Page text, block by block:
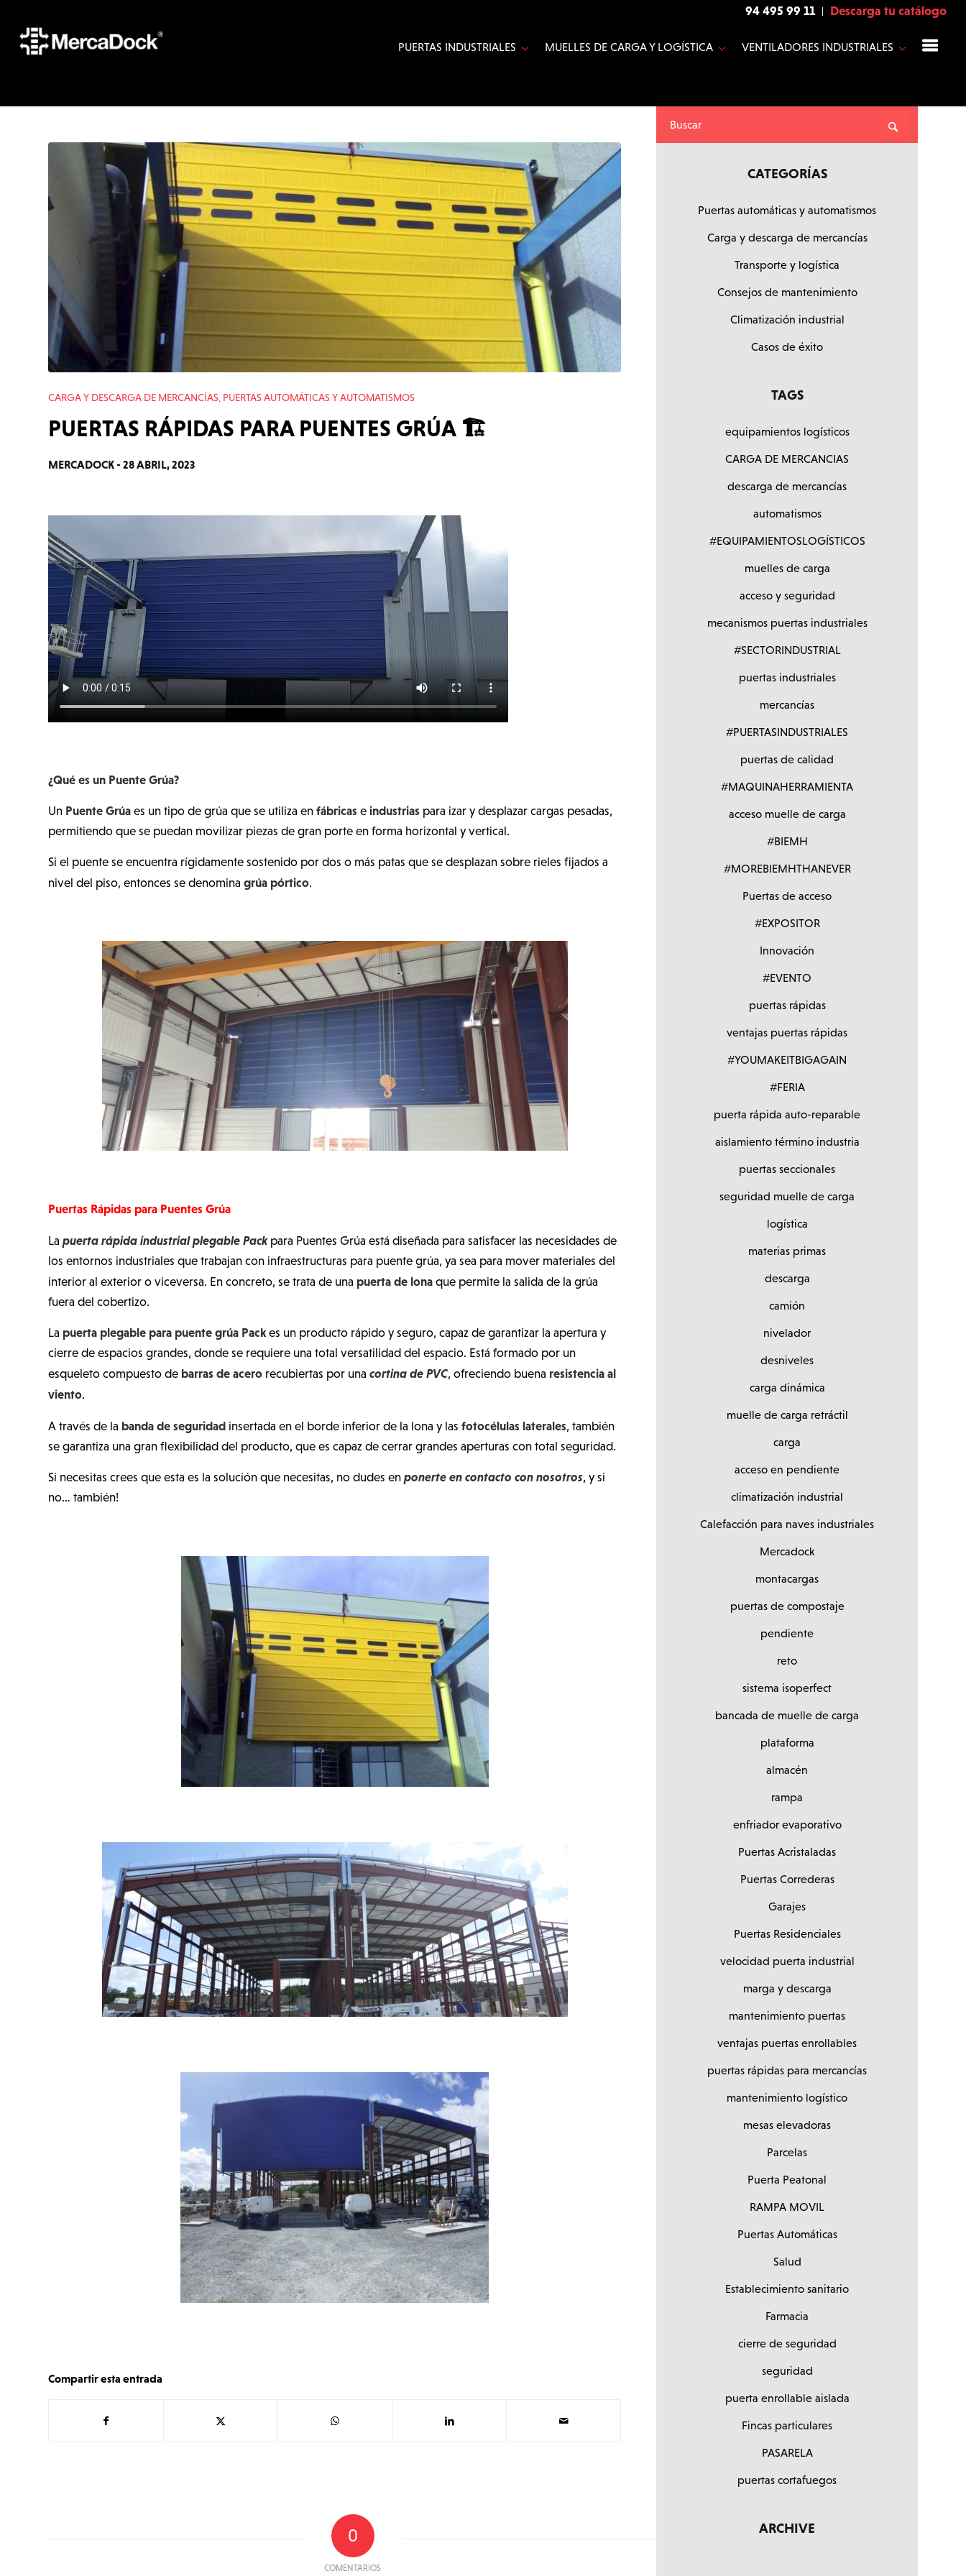
94 495 99 11 Descarga tu catálogo
PUERTAS INDUSTRIALES MUELLES DE CARGA Y LOGÍSTICA VENTILADORES INDUSTRIALES
CARGA Y DESCARGA DE MERCANCÍAS, PUERTAS AUTOMÁTICAS Y AUTOMATISMOS
PUERTAS RÁPIDAS PARA PUENTES GRÚA 🏗
MERCADOCK -28 ABRIL, 2023
¿Qué es un Puente Grúa?
Un Puente Grúa​ es un tipo de grúa que se utiliza en fábricas e industrias para izar y desplazar cargas pesadas,
permitiendo que se puedan movilizar piezas de gran porte en forma horizontal y vertical.
Si el puente se encuentra rígidamente sostenido por dos o más patas que se desplazan sobre rieles fijados a
nivel del piso, entonces se denomina grúa pórtico.
Puertas Rápidas para Puentes Grúa
La puerta rápida industrial plegable Packpara Puentes Grúa está diseñada para satisfacer las necesidades de
los entornos industriales que trabajan con infraestructuras para puente grúa, ya sea para mover materiales del
interior al exterior o viceversa. En concreto, se trata de una puerta de lona que permite la salida de la grúa
fuera del cobertizo.
La puerta plegable para puente grúa Pack es un producto rápido y seguro, capaz de garantizar la apertura y
cierre de espacios grandes, donde se requiere una total versatilidad del espacio. Está formado por un
esqueleto compuesto de barras de acero recubiertas por una cortina de PVC, ofreciendo buena resistencia al
viento.
A través de la banda de seguridad insertada en el borde inferior de la lona y las fotocélulas laterales, también
se garantiza una gran flexibilidad del producto, que es capaz de cerrar grandes aperturas con total seguridad.
Si necesitas crees que esta es la solución que necesitas, no dudes en ponerte en contacto con nosotros, y si
no… también!
Compartir esta entrada
0
COMENTARIOS
CATEGORÍAS
Puertas automáticas y automatismos
Carga y descarga de mercancías
Transporte y logística
Consejos de mantenimiento
Climatización industrial
Casos de éxito
TAGS
equipamientos logísticos
CARGA DE MERCANCIAS
descarga de mercancías
automatismos
#EQUIPAMIENTOSLOGÍSTICOS
muelles de carga
acceso y seguridad
mecanismos puertas industriales
#SECTORINDUSTRIAL
puertas industriales
mercancías
#PUERTASINDUSTRIALES
puertas de calidad
#MAQUINAHERRAMIENTA
acceso muelle de carga
#BIEMH
#MOREBIEMHTHANEVER
Puertas de acceso
#EXPOSITOR
Innovación
#EVENTO
puertas rápidas
ventajas puertas rápidas
#YOUMAKEITBIGAGAIN
#FERIA
puerta rápida auto-reparable
aislamiento término industria
puertas seccionales
seguridad muelle de carga
logística
materias primas
descarga
camión
nivelador
desniveles
carga dinámica
muelle de carga retráctil
carga
acceso en pendiente
climatización industrial
Calefacción para naves industriales
Mercadock
montacargas
puertas de compostaje
pendiente
reto
sistema isoperfect
bancada de muelle de carga
plataforma
almacén
rampa
enfriador evaporativo
Puertas Acristaladas
Puertas Correderas
Garajes
Puertas Residenciales
velocidad puerta industrial
marga y descarga
mantenimiento puertas
ventajas puertas enrollables
puertas rápidas para mercancías
mantenimiento logístico
mesas elevadoras
Parcelas
Puerta Peatonal
RAMPA MOVIL
Puertas Automáticas
Salud
Establecimiento sanitario
Farmacia
cierre de seguridad
seguridad
puerta enrollable aislada
Fincas particulares
PASARELA
puertas cortafuegos
ARCHIVE